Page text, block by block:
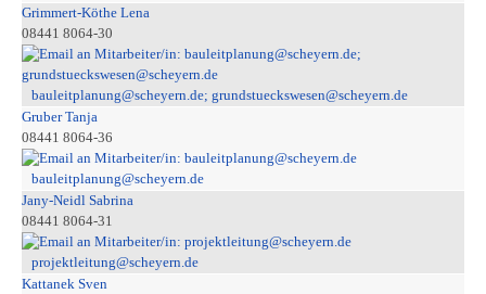
Grimmert-Köthe Lena
08441 8064-30
bauleitplanung@scheyern.de; grundstueckswesen@scheyern.de
Gruber Tanja
08441 8064-36
bauleitplanung@scheyern.de
Jany-Neidl Sabrina
08441 8064-31
projektleitung@scheyern.de
Kattanek Sven